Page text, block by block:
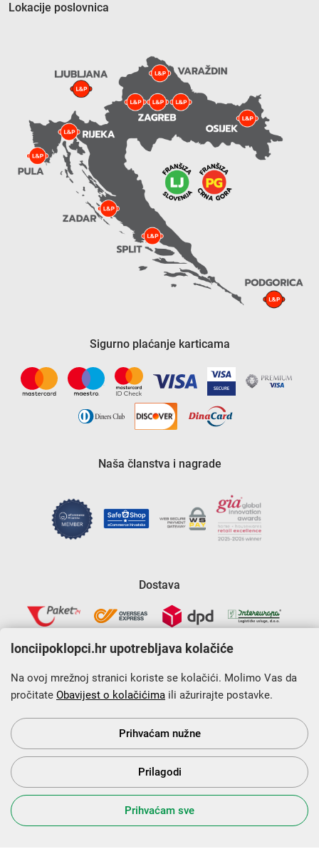
Lokacije poslovnica
Sigurno plaćanje karticama
Naša članstva i nagrade
Dostava
Krajnji primatelj financijskog instrumenta sufinanciranog iz
Europskog fonda za regionalni razvoj u sklopu Operativnog
programa „Konkurentnost i kohezija”.
s Vama od 2014. godine!
lonciipoklopci.hr upotrebljava kolačiće
Na ovoj mrežnoj stranici koriste se kolačići. Molimo Vas da
pročitate Obavijest o kolačićima ili ažurirajte postavke.
Prihvaćam nužne
Prilagodi
Prihvaćam sve